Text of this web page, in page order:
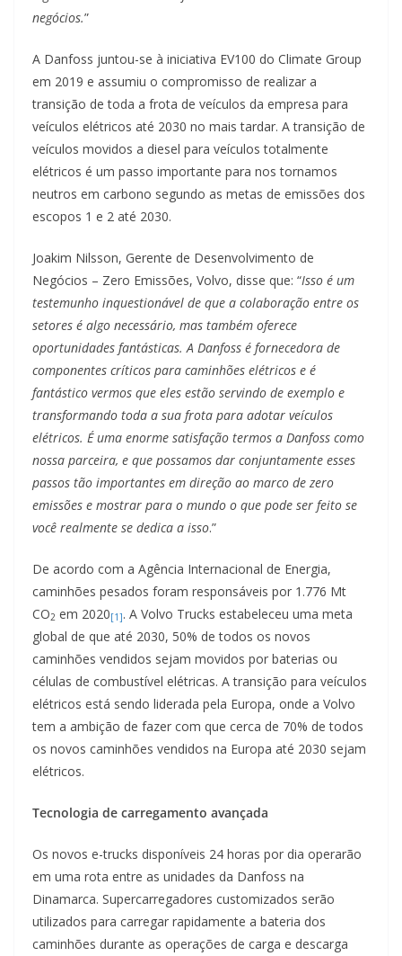
negócios.”
A Danfoss juntou-se à iniciativa EV100 do Climate Group
em 2019 e assumiu o compromisso de realizar a
transição de toda a frota de veículos da empresa para
veículos elétricos até 2030 no mais tardar. A transição de
veículos movidos a diesel para veículos totalmente
elétricos é um passo importante para nos tornamos
neutros em carbono segundo as metas de emissões dos
escopos 1 e 2 até 2030.
Joakim Nilsson, Gerente de Desenvolvimento de
Negócios – Zero Emissões, Volvo, disse que: “Isso é um
testemunho inquestionável de que a colaboração entre os
setores é algo necessário, mas também oferece
oportunidades fantásticas. A Danfoss é fornecedora de
componentes críticos para caminhões elétricos e é
fantástico vermos que eles estão servindo de exemplo e
transformando toda a sua frota para adotar veículos
elétricos. É uma enorme satisfação termos a Danfoss como
nossa parceira, e que possamos dar conjuntamente esses
passos tão importantes em direção ao marco de zero
emissões e mostrar para o mundo o que pode ser feito se
você realmente se dedica a isso.”
De acordo com a Agência Internacional de Energia,
caminhões pesados foram responsáveis por 1.776 Mt
CO2 em 2020[1]. A Volvo Trucks estabeleceu uma meta
global de que até 2030, 50% de todos os novos
caminhões vendidos sejam movidos por baterias ou
células de combustível elétricas. A transição para veículos
elétricos está sendo liderada pela Europa, onde a Volvo
tem a ambição de fazer com que cerca de 70% de todos
os novos caminhões vendidos na Europa até 2030 sejam
elétricos.
Tecnologia de carregamento avançada
Os novos e-trucks disponíveis 24 horas por dia operarão
em uma rota entre as unidades da Danfoss na
Dinamarca. Supercarregadores customizados serão
utilizados para carregar rapidamente a bateria dos
caminhões durante as operações de carga e descarga